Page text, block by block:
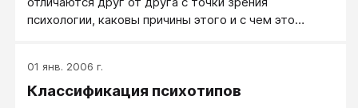
психологии, каковы причины этого и с чем это
дифференциальной психологии - психология
индивидуальных различий, психология
01 янв. 2006 г.
Классификация психотипов